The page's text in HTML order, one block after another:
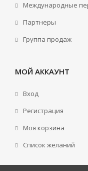
Международные
Партнеры
Группа продаж
МОЙ АККАУНТ
Вход
Регистрация
Моя корзина
Cписок желаний